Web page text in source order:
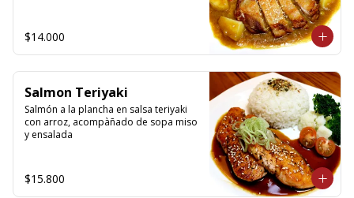
$14.000
Salmon Teriyaki
Salmón a la plancha en salsa teriyaki
con arroz, acompàñado de sopa miso
y ensalada
$15.800